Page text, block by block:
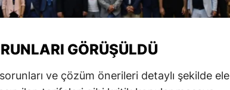
Isparta
İstanbul
İzmir
GÖRÜŞÜLDÜ
ve çözüm önerileri detaylı şekilde ele